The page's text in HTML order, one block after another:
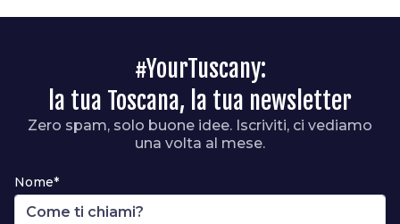
#YourTuscany:
la tua Toscana, la tua newsletter
Zero spam, solo buone idee. Iscriviti, ci vediamo
una volta al mese.
Nome*